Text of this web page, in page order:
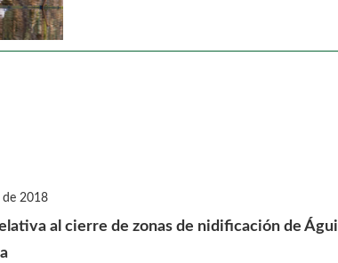
de 2018
al cierre de zonas de nidificación de